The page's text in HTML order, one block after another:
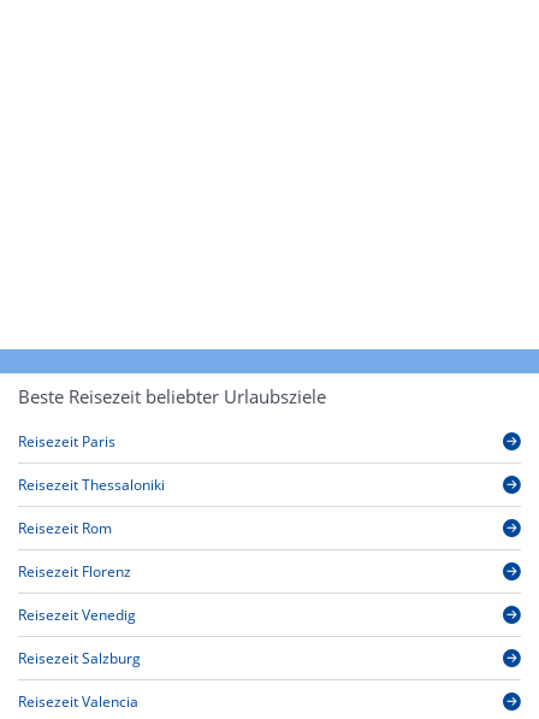
Beste Reisezeit beliebter Urlaubsziele
Reisezeit Paris
Reisezeit Thessaloniki
Reisezeit Rom
Reisezeit Florenz
Reisezeit Venedig
Reisezeit Salzburg
Reisezeit Valencia